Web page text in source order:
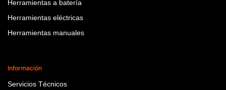
Herramientas a batería
Herramientas eléctricas
Herramientas manuales
Información
Servicios Técnicos